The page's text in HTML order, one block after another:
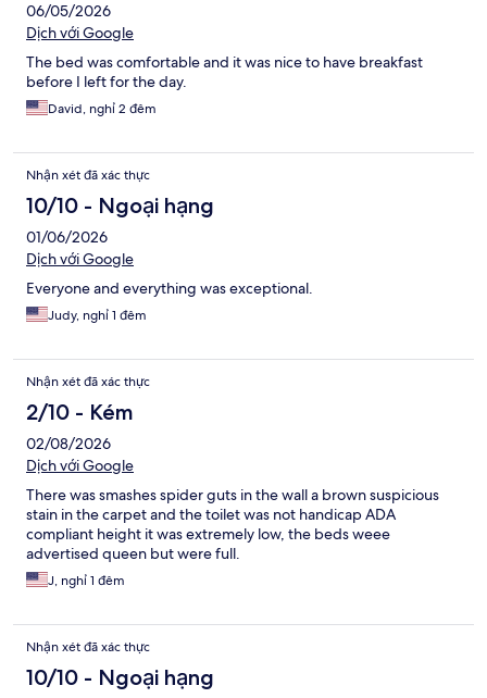
06/05/2026
Dịch với Google
The bed was comfortable and it was nice to have breakfast
before I left for the day.
David, nghỉ 2 đêm
Nhận xét đã xác thực
10/10 - Ngoại hạng
01/06/2026
Dịch với Google
Everyone and everything was exceptional.
Judy, nghỉ 1 đêm
Nhận xét đã xác thực
2/10 - Kém
02/08/2026
Dịch với Google
There was smashes spider guts in the wall a brown suspicious
stain in the carpet and the toilet was not handicap ADA
compliant height it was extremely low, the beds weee
advertised queen but were full.
J, nghỉ 1 đêm
Nhận xét đã xác thực
10/10 - Ngoại hạng